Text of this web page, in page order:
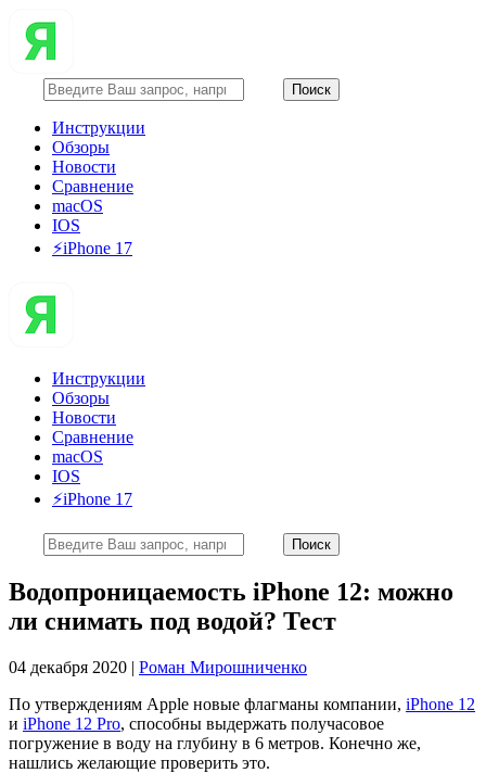
Инструкции
Обзоры
Новости
Сравнение
macOS
IOS
⚡️iPhone 17
Инструкции
Обзоры
Новости
Сравнение
macOS
IOS
⚡️iPhone 17
Водопроницаемость iPhone 12: можно
ли снимать под водой? Тест
04 декабря 2020 | Роман Мирошниченко
По утверждениям Apple новые флагманы компании, iPhone 12
и iPhone 12 Pro, способны выдержать получасовое
погружение в воду на глубину в 6 метров. Конечно же,
нашлись желающие проверить это.